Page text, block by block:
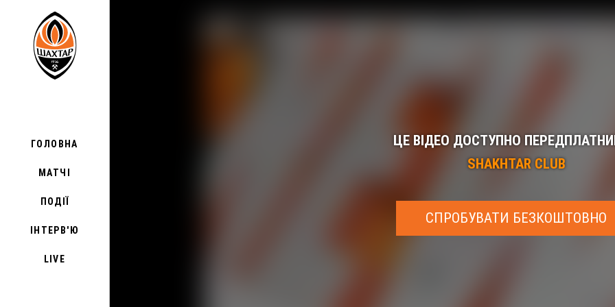
ГОЛОВНА
МАТЧІ
ПОДІЇ
ІНТЕРВ'Ю
LIVE
ЦЕ ВІДЕО ДОСТУПНО
SHAKHTAR CLUB
СПРОБУВАТИ БЕЗКОШТОВНО